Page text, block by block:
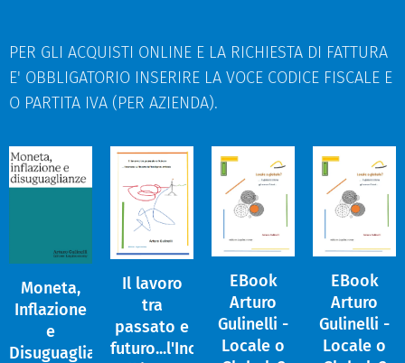
PER GLI ACQUISTI ONLINE E LA RICHIESTA DI FATTURA
E' OBBLIGATORIO INSERIRE LA VOCE CODICE FISCALE E
O PARTITA IVA (PER AZIENDA).
Moneta,
Inflazione
e
Disuguaglianze
Il lavoro
tra
passato e
futuro...l'Incertezza
EBook
Arturo
Gulinelli -
Locale o
EBook
Arturo
Gulinelli -
Locale o